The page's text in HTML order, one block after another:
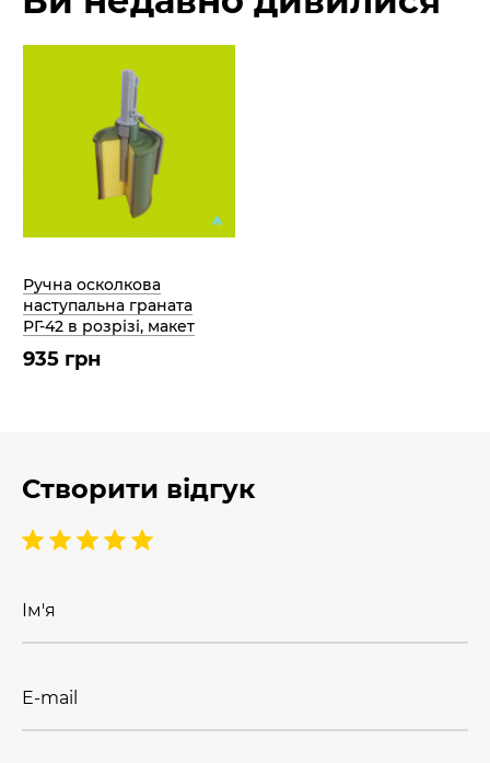
Ручна осколкова
наступальна граната
РГ-42 в розрізі, макет
935 грн
Створити відгук
Ім'я
E-mail